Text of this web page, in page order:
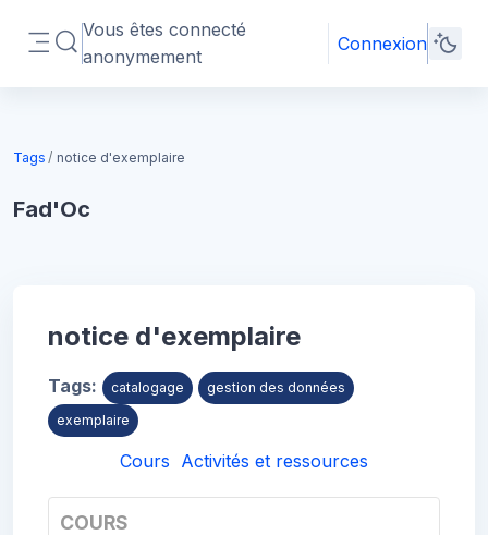
Panneau latéral
Activer/désactiver la saisie de recherche
Vous êtes connecté
anonymement
Connexion
Tags notice d'exemplaire
Fad'Oc
notice d'exemplaire
Tags: catalogage
gestion des données
exemplaire
Cours Activités et ressources
COURS